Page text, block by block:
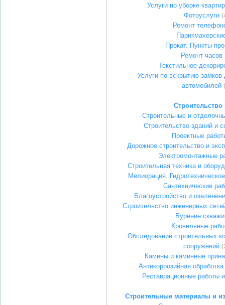
Услуги по уборке
Фотоуслуги
Ремонт
Прокат. Пункты
Ремонт часов
Текстильное
Услуги по вскрытию
автомобилей
Строительство
Строительные и
Строительство зданий и
Проектные
Дорожное строительство и
Электромонтажные
Строительная техника и
Мелиорация.
Сантехнические
Благоустройство и
Строительство инженерных
Бурение
Кровельные
Обследование строительных
сооружений
Камины и каминные
Антикоррозийная
Реставрационные работы
Строительные материалы и